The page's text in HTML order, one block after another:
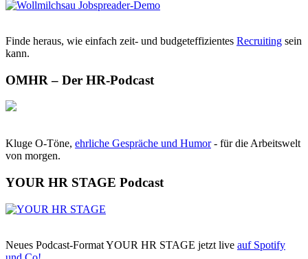
Finde heraus, wie einfach zeit- und budgeteffizientes Recruiting sein
kann.
OMHR – Der HR-Podcast
Kluge O-Töne, ehrliche Gespräche und Humor- für die Arbeitswelt
von morgen.
YOUR HR STAGE Podcast
Neues Podcast-Format YOUR HR STAGE jetzt live auf Spotify